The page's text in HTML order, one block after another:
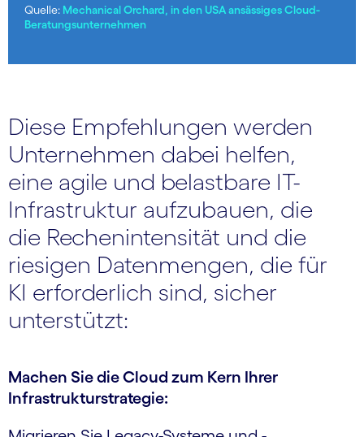
Quelle: Mechanical Orchard, in den USA ansässiges Cloud-
Beratungsunternehmen
Diese Empfehlungen werden
Unternehmen dabei helfen,
eine agile und belastbare IT-
Infrastruktur aufzubauen, die
die Rechenintensität und die
riesigen Datenmengen, die für
KI erforderlich sind, sicher
unterstützt:
Machen Sie die Cloud zum Kern Ihrer
Infrastruktur­strategie: